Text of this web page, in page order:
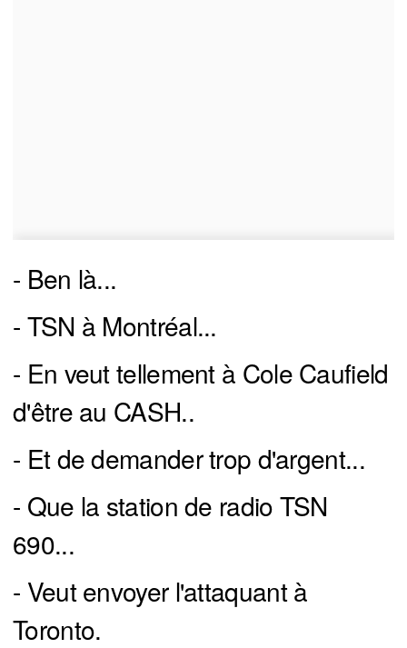
- Ben là...
- TSN à Montréal...
- En veut tellement à Cole Caufield
d'être au CASH..
- Et de demander trop d'argent...
- Que la station de radio TSN
690...
- Veut envoyer l'attaquant à
Toronto.